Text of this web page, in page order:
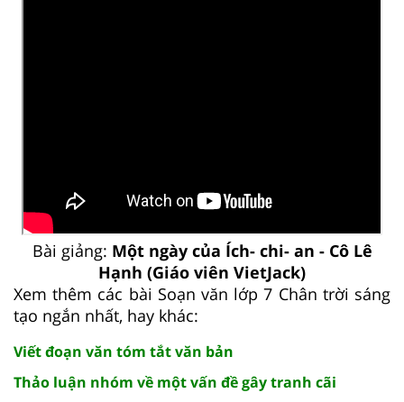
Bài giảng: Một ngày của Ích- chi- an - Cô Lê
Hạnh (Giáo viên VietJack)
Xem thêm các bài Soạn văn lớp 7 Chân trời sáng
tạo ngắn nhất, hay khác:
Viết đoạn văn tóm tắt văn bản
Thảo luận nhóm về một vấn đề gây tranh cãi